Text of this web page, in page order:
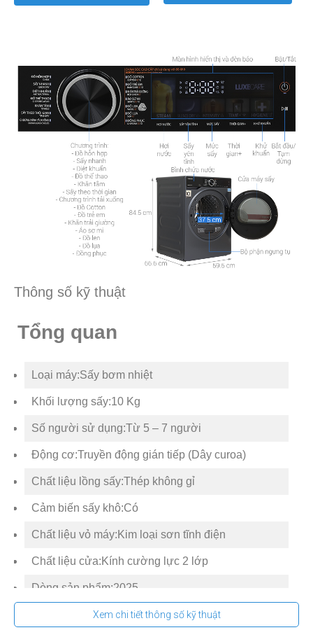
Thông số kỹ thuật
Tổng quan
Loại máy:Sấy bơm nhiệt
Khối lượng sấy:10 Kg
Số người sử dụng:Từ 5 – 7 người
Động cơ:Truyền động gián tiếp (Dây curoa)
Chất liệu lồng sấy:Thép không gỉ
Cảm biến sấy khô:Có
Chất liệu vỏ máy:Kim loại sơn tĩnh điện
Chất liệu cửa:Kính cường lực 2 lớp
Dòng sản phẩm:2025
Sản xuất tại:Trung QuốcXem chi tiết thông số kỹ thuật